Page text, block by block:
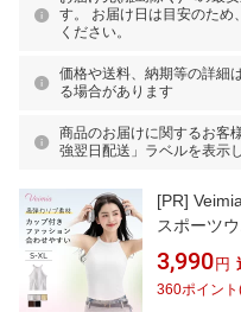
す。 お届け日は目安のため
ください。
価格や送料、納期等の詳細
る場合があります
商品のお届けに関するお客
強翌日配送」ラベルを表示
[PR]
スポーツ
ース ホッ
ミ インナ
ス 透けに
3,990 円
360ポイント